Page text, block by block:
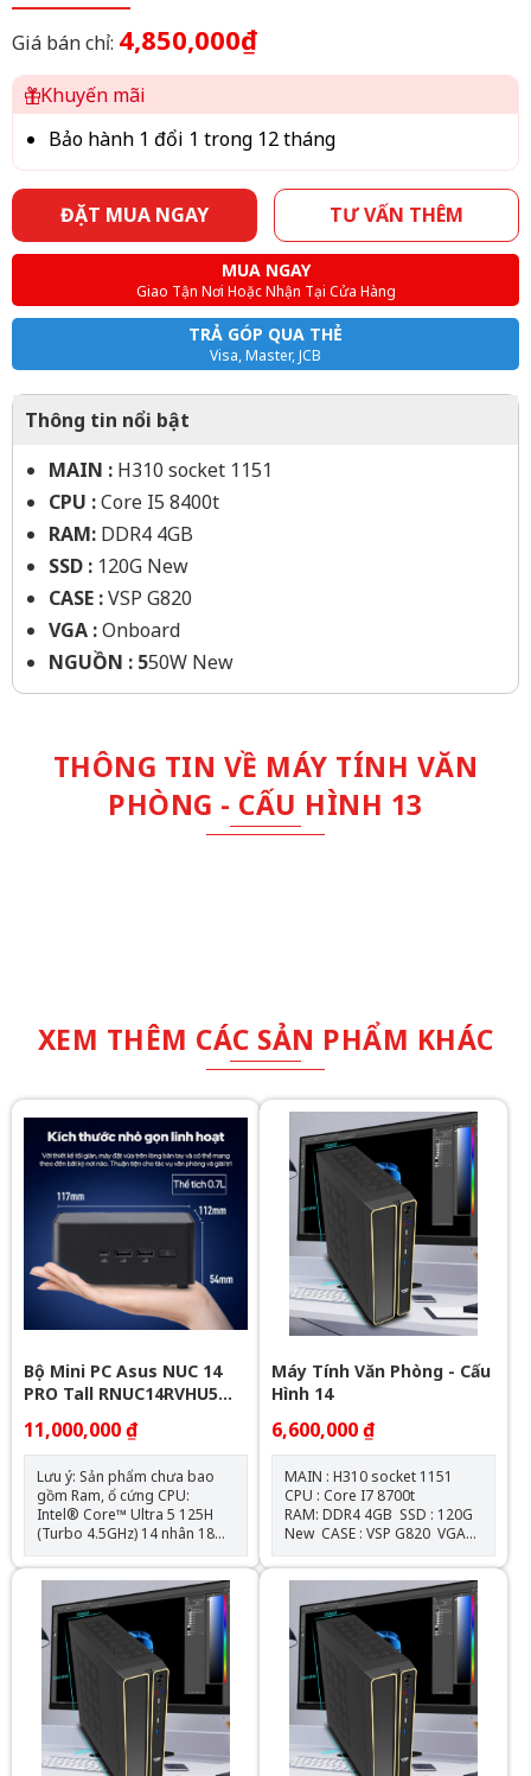
Giá bán chỉ: 4,850,000₫
Khuyến mãi
Bảo hành 1 đổi 1 trong 12 tháng
ĐẶT MUA NGAY TƯ VẤN THÊM
MUA NGAY
Giao Tận Nơi Hoặc Nhận Tại Cửa Hàng
TRẢ GÓP QUA THẺ
Visa, Master, JCB
Thông tin nổi bật
MAIN : H310 socket 1151
CPU :Core I5 8400t
RAM: DDR4 4GB
SSD : 120G New
CASE :VSP G820
VGA :Onboard
NGUỒN : 550W New
THÔNG TIN VỀ MÁY TÍNH VĂN
PHÒNG - CẤU HÌNH 13
XEM THÊM CÁC SẢN PHẨM KHÁC
Bộ Mini PC Asus NUC 14
PRO Tall RNUC14RVHU5
(U5- 125H/ 2xNVMe, SATA/
2x HDMI 2.1/2x DP 1.4a/
VESA MOUNT)
11,000,000 ₫
Lưu ý: Sản phẩm chưa bao
gồm Ram, ổ cứng CPU:
Intel® Core™ Ultra 5 125H
(Turbo 4.5GHz) 14 nhân 18
luồng GPU: Intel® Arc™ GPU
RAM: 2 Slot SODIMM DDR5-
5600 MHz kênh đôi (tối đa 96
GB) Ổ cứng: 1 x Khe cắm M.2
2280 | 1x Khe M.2 2242 | 1x
2.5" SATA Kết nối không dây:
Intel Wi-Fi 6E AX211 hỗ trợ
802.11ax và Bluetooth ® 5.3
OS hỗ trợ: Windows 10 | 11
TÌNH TRẠNG NEW SEAL /
CHECK BH 2027
Máy Tính Văn Phòng - Cấu
Hình 14
6,600,000 ₫
MAIN : H310 socket 1151
CPU : Core I7 8700t
RAM: DDR4 4GB SSD : 120G
New CASE : VSP G820 VGA
: Onboard NGUỒN :
550W New